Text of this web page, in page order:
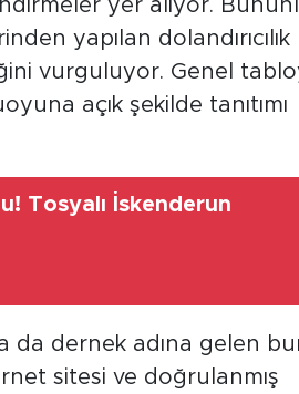
yer alıyor.
yapılan dolandırıcılık
vurguluyor. Genel
açık şekilde tanıtımı
Tosyalı İskenderun
da dernek adına gelen
sitesi ve doğrulanmış